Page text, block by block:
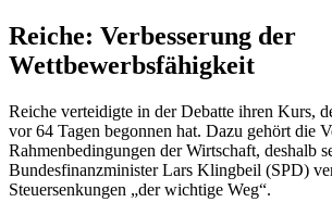
Reiche: Verbesserung der
Wettbewerbsfähigkeit
Reiche verteidigte in der Debatte ihren Kurs,
vor 64 Tagen begonnen hat. Dazu gehört die
Rahmenbedingungen der Wirtschaft, deshalb
Bundesfinanzminister Lars Klingbeil (SPD)
Steuersenkungen „der wichtige Weg“.